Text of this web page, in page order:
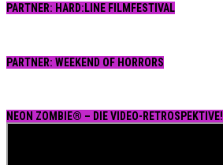
PARTNER: HARD:LINE FILMFESTIVAL
PARTNER: WEEKEND OF HORRORS
NEON ZOMBIE® – DIE VIDEO-RETROSPEKTIVE!